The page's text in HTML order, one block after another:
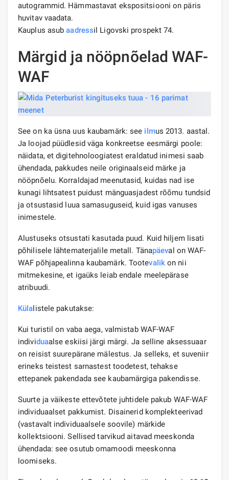
autogrammid. Hämmastavat ekspositsiooni on päris
huvitav vaadata.
Kauplus asubaadressil Ligovski prospekt 74.
Märgid ja nööpnõelad WAF-
WAF
See on ka üsna uus kaubamärk: see ilmus 2013. aastal.
Ja loojad püüdlesid väga konkreetse eesmärgi poole:
näidata, et digitehnoloogiatest eraldatud inimesi saab
ühendada, pakkudes neile originaalseid märke ja
nööpnõelu. Korraldajad meenutasid, kuidas nad ise
kunagi lihtsatest puidust mänguasjadest rõõmu tundsid
ja otsustasid luua samasuguseid, kuid igas vanuses
inimestele.
Alustuseks otsustati kasutada puud. Kuid hiljem lisati
põhilisele lähtematerjalile metall. Tänapäeval on WAF-
WAF põhjapealinna kaubamärk. Tootevalikon nii
mitmekesine, et igaüks leiab endale meelepärase
atribuudi.
Külalistele pakutakse:
Kui turistil on vaba aega, valmistab WAF-WAF
individuaalse eskiisi järgi märgi. Ja selline aksessuaar
on reisist suurepärane mälestus. Ja selleks, et suveniir
erineks teistest sarnastest toodetest, tehakse
ettepanek pakendada see kaubamärgiga pakendisse.
Suurte ja väikeste ettevõtete juhtidele pakub WAF-WAF
individuaalset pakkumist. Disainerid komplekteerivad
(vastavalt individuaalsele soovile) märkide
kollektsiooni. Sellised tarvikud aitavad meeskonda
ühendada: see osutub omamoodi meeskonna
loomiseks.